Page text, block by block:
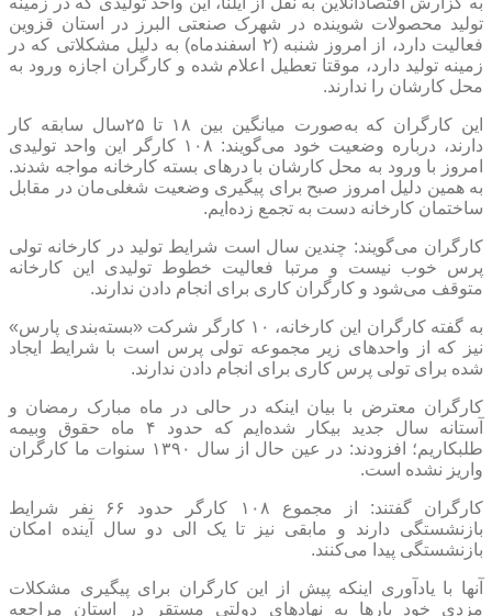
تولید محصولات شوینده در شهرک صنعتی البرز در استان قزوین
فعالیت دارد، از امروز شنبه (۲ اسفندماه) به دلیل مشکلاتی که در
زمینه تولید دارد، موقتا تعطیل اعلام شده و کارگران اجازه ورود به
محل کارشان را ندارند.
این کارگران که به‌صورت میانگین بین ۱۸ تا ۲۵سال سابقه کار
دارند، درباره وضعیت خود می‌گویند: ۱۰۸ کارگر این واحد تولیدی
امروز با ورود به محل کارشان با در‌های بسته کارخانه مواجه شدند.
به همین دلیل امروز صبح برای پیگیری وضعیت شغلی‌مان در مقابل
ساختمان کارخانه دست به تجمع زده‌ایم.
کارگران می‌گویند: چندین سال است شرایط تولید در کارخانه تولی
پرس خوب نیست و مرتبا فعالیت خطوط تولیدی این کارخانه
متوقف می‌شود و کارگران کاری برای انجام دادن ندارند.
به گفته کارگران این کارخانه، ۱۰ کارگر شرکت «بسته‌بندی پارس»
نیز که از واحد‌های زیر مجموعه تولی پرس است با شرایط ایجاد
شده برای تولی پرس کاری برای انجام دادن ندارند.
کارگران معترض با بیان اینکه در حالی در ماه مبارک رمضان و
آستانه سال جدید بیکار شده‌ایم که حدود ۴ ماه حقوق وبیمه
طلبکاریم؛ افزودند: در عین حال از سال ۱۳۹۰ سنوات ما کارگران
واریز نشده است.
کارگران گفتند: از مجموع ۱۰۸ کارگر حدود ۶۶ نفر شرایط
بازنشستگی دارند و مابقی نیز تا یک الی دو سال آینده امکان
بازنشستگی پیدا می‌کنند.
آنها با یادآوری اینکه پیش از این کارگران برای پیگیری مشکلات
مزدی خود بار‌ها به نهاد‌های دولتی مستقر در استان مراجعه